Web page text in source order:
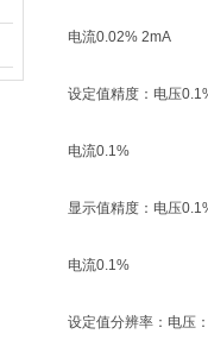
电流0.02% 2mA
设定值精度：电压
电流0.1%
显示值精度：电压
电流0.1%
设定值分辨率：电压